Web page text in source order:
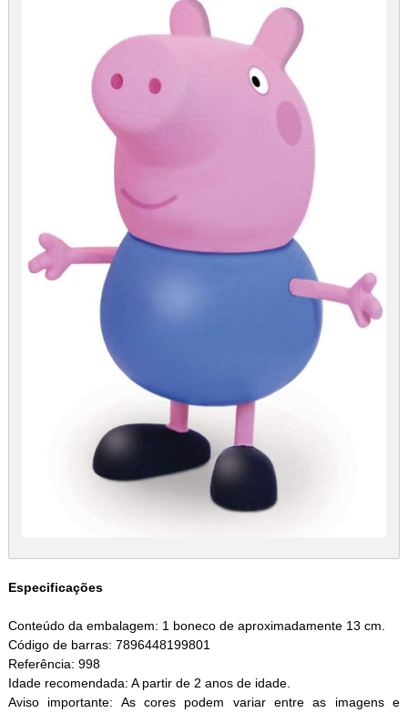
Especificações
Conteúdo da embalagem: 1 boneco de aproximadamente 13 cm.
Código de barras: 7896448199801
Referência: 998
Idade recomendada: A partir de 2 anos de idade.
Aviso importante: As cores podem variar entre as imagens e